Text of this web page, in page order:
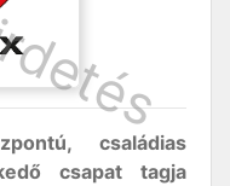
családias
csapat tagja